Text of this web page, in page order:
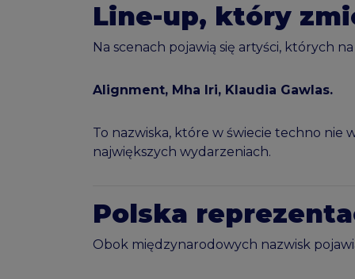
Line-up, który
Na scenach pojawią się artyści, których
Alignment, Mha Iri, Klaudia Gawlas.
To nazwiska, które w świecie techno nie
największych wydarzeniach.
Polska
Obok międzynarodowych nazwisk